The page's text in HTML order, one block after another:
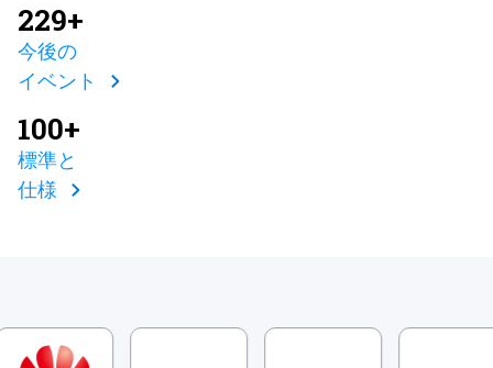
229+
今後の
イベント
100+
標準と
仕様